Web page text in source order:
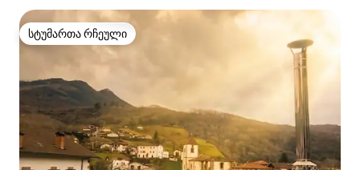
სტუმართა რჩეული
სტუმართა რჩეული